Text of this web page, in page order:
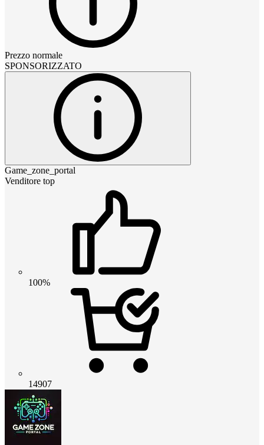
Prezzo normale
SPONSORIZZATO
Game_zone_portal
Venditore top
100%
14907